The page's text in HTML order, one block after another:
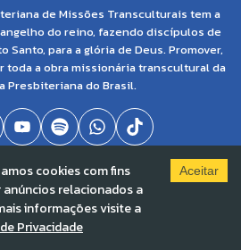
de Missões Transculturais tem a
do reino, fazendo discípulos de
Santo, para a glória de Deus. Promover,
a obra missionária transcultural da
Presbiteriana do Brasil.
de Missões Transculturais | CNPJ: 04.138.895/0001-
| Solved By Pippa
cookies com fins
relacionados a
informações visite a
Privacidade
Aceitar